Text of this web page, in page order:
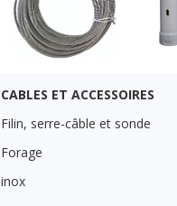
CABLES ET ACCESSOIRES
Filin, serre-câble et sonde
Forage
inox